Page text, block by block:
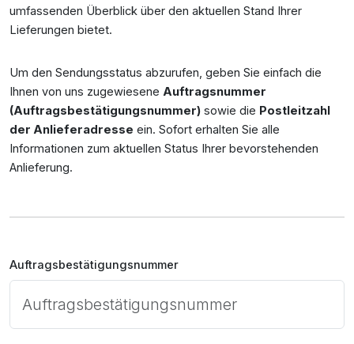
umfassenden Überblick über den aktuellen Stand Ihrer
Lieferungen bietet.
Um den Sendungsstatus abzurufen, geben Sie einfach die
Ihnen von uns zugewiesene Auftragsnummer
(Auftragsbestätigungsnummer) sowie die Postleitzahl
der Anlieferadresse ein. Sofort erhalten Sie alle
Informationen zum aktuellen Status Ihrer bevorstehenden
Anlieferung.
Auftragsbestätigungsnummer